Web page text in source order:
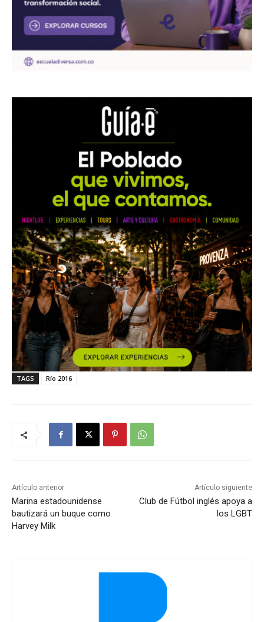
TAGS Río 2016
Artículo anterior
Marina estadounidense
bautizará un buque como
Harvey Milk
Artículo siguiente
Club de Fútbol inglés apoya a
los LGBT